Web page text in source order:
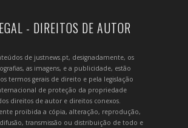
- DIREITOS DE AUTOR
de justnews.pt, designadamente, os
as imagens, e a publicidade, estão
termos gerais de direito e pela legislação
de proteção da propriedade
direitos de autor e direitos conexos.
proibida a cópia, alteração, reprodução,
transmissão ou distribuição de todo e